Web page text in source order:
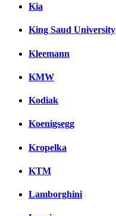
Kia
King Saud University
Kleemann
KMW
Kodiak
Koenigsegg
Kropelka
KTM
Lamborghini